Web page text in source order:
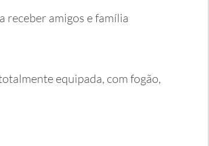
receber amigos e família
equipada, com fogão,